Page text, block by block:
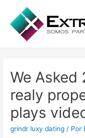
We Asked
realy
plays
grindr luxy dating / Por